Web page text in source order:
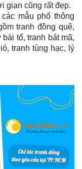
gian cũng rất đẹp.
mẫu phổ thông
tranh đồng quê,
tổ, tranh bát mã,
tranh tùng hạc, lý